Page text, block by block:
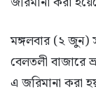
মঙ্গলবার (২ জুন)
বেলতলী বাজারে
এ জরিমানা করা